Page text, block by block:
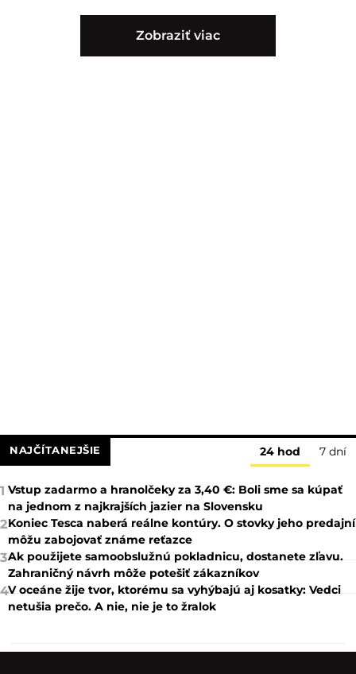
Zobraziť viac
NAJČÍTANEJŠIE 24 hod 7 dní
1 Vstup zadarmo a hranolčeky za 3,40 €: Boli sme sa kúpať
na jednom z najkrajších jazier na Slovensku
2Koniec Tesca naberá reálne kontúry. O stovky jeho predajní
môžu zabojovať známe reťazce
3Ak použijete samoobslužnú pokladnicu, dostanete zľavu.
Zahraničný návrh môže potešiť zákazníkov
4V oceáne žije tvor, ktorému sa vyhýbajú aj kosatky: Vedci
netušia prečo. A nie, nie je to žralok